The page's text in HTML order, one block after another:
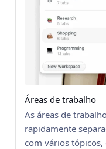
Áreas de trabalho
As áreas de
rapidamente
com vários